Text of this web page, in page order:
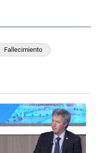
Fallecimiento
"Irán nombró al ideólogo
Un artículo de tendencia